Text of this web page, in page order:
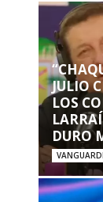
JULIO
LOS
DURO